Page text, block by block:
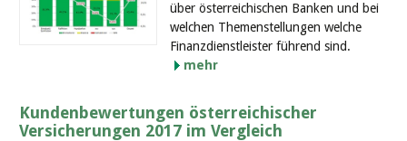
über österreichischen Banken und bei
welchen Themenstellungen welche
Finanzdienstleister führend sind.
mehr
Kundenbewertungen österreichischer
Versicherungen 2017 im Vergleich